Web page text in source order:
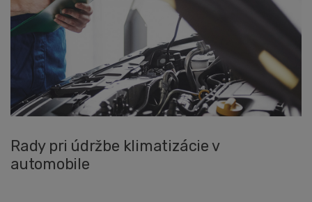
Rady pri údržbe klimatizácie v
automobile